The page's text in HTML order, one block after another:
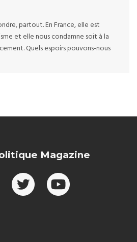
partout. En France, elle est
et elle nous condamne soit à la
Quels espoirs pouvons-nous
Magazine